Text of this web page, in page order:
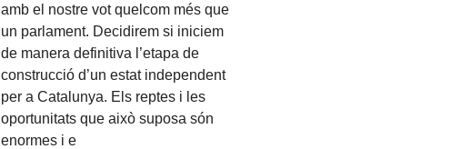
amb el nostre vot quelcom més que
un parlament. Decidirem si iniciem
de manera definitiva l’etapa de
construcció d’un estat independent
per a Catalunya. Els reptes i les
oportunitats que això suposa són
enormes i e